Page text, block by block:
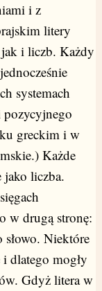
i z
litery
jak i liczb. Każdy
systemach
pozycyjnego
greckim i w
Każde
jako liczba.
w drugą stronę:
słowo. Niektóre
dlatego mogły
Gdyż litera w